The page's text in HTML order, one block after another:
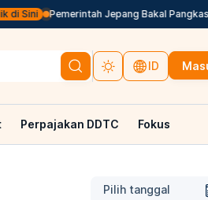
Pemerintah Jepang Bakal Pangkas
ID
Perpajakan DDTC Fokus
Pilih tanggal